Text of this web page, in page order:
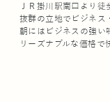
ＪＲ掛川駅南口より徒
抜群の立地でビジネス
朝にはビジネスの強い
リーズナブルな価格で